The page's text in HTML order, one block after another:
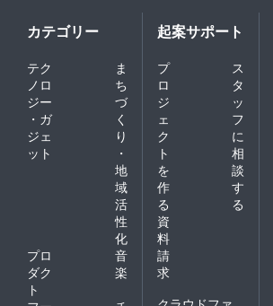
カテゴリー
テク
ノロ
ジー
・ガ
ジェ
ット
ま
ち
づ
く
り
・
地
域
活
性
化
プロ
ダク
ト
音
楽
起案サポート
プ
ロ
ジ
ェ
ク
ト
を
作
る
ス
タ
ッ
フ
に
相
談
す
る
資
料
請
求